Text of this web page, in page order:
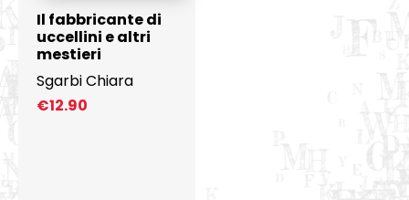
Il fabbricante di
uccellini e altri
mestieri
Sgarbi Chiara
€12.90